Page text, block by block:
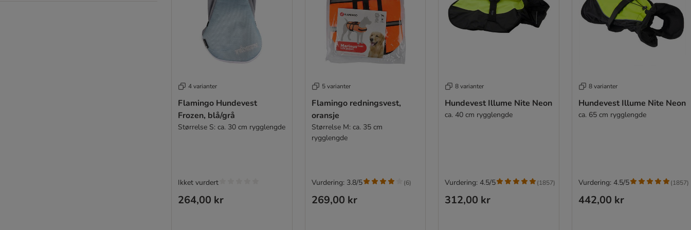
4 varianter
Flamingo Hundevest
Frozen, blå/grå
Størrelse S: ca. 30 cm rygglengde
264,00 kr
Ikket vurdert
5 varianter
Flamingo redningsvest,
oransje
Størrelse M: ca. 35 cm
rygglengde
269,00 kr
Vurdering: 3.8/5 (6)
8 varianter
Hundevest Illume Nite Neon
ca. 40 cm rygglengde
312,00 kr
Vurdering: 4.5/5 (1857)
8 varianter
Hundevest Illume Nite Neon
ca. 65 cm rygglengde
442,00 kr
Vurdering: 4.5/5 (1857)